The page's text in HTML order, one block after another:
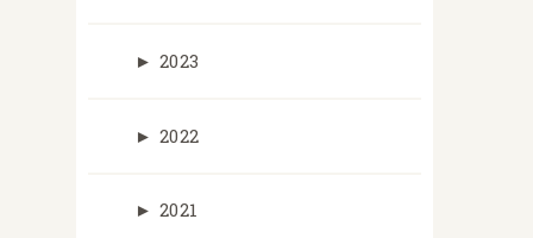
► 2023
► 2022
► 2021